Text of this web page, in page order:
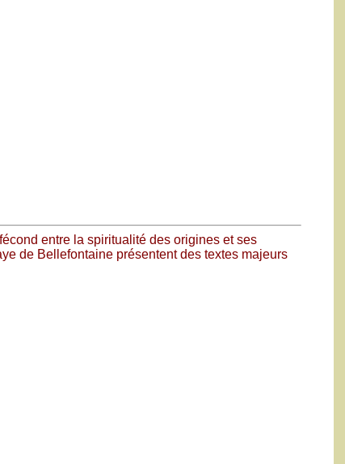
entre la spiritualité des origines et ses
de Bellefontaine présentent des textes majeurs